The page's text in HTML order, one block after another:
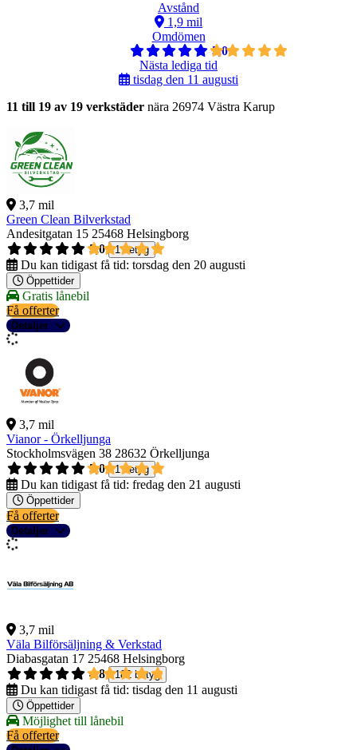
Avstånd
1,9 mil
Omdömen
5,0
Nästa lediga tid
tisdag den 11 augusti
11 till 19 av 19 verkstäder nära 26974 Västra Karup
3,7 mil
Green Clean Bilverkstad
Andesitgatan 15 25468 Helsingborg
5,0
1 betyg
Du kan tidigast få tid: torsdag den 20 augusti
Öppettider
Gratis lånebil
Få offerter
Detaljer
3,7 mil
Vianor - Örkelljunga
Stockholmsvägen 38 28632 Örkelljunga
5,0
1 betyg
Du kan tidigast få tid: fredag den 21 augusti
Öppettider
Få offerter
Detaljer
3,7 mil
Väla Bilförsäljning & Verkstad
Diabasgatan 17 25468 Helsingborg
4,8
182 betyg
Du kan tidigast få tid: tisdag den 11 augusti
Öppettider
Möjlighet till lånebil
Få offerter